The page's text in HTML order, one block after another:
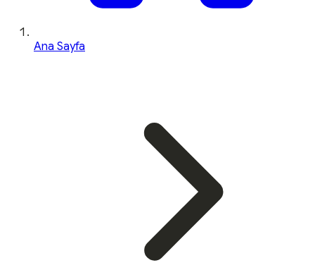
Ana Sayfa